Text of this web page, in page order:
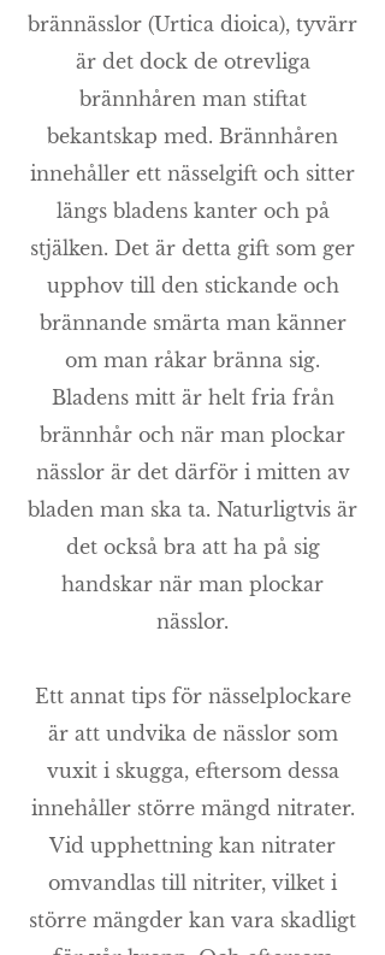
brännässlor (Urtica dioica), tyvärr
är det dock de otrevliga
brännhåren man stiftat
bekantskap med. Brännhåren
innehåller ett nässelgift och sitter
längs bladens kanter och på
stjälken. Det är detta gift som ger
upphov till den stickande och
brännande smärta man känner
om man råkar bränna sig.
Bladens mitt är helt fria från
brännhår och när man plockar
nässlor är det därför i mitten av
bladen man ska ta. Naturligtvis är
det också bra att ha på sig
handskar när man plockar
nässlor.
Ett annat tips för nässelplockare
är att undvika de nässlor som
vuxit i skugga, eftersom dessa
innehåller större mängd nitrater.
Vid upphettning kan nitrater
omvandlas till nitriter, vilket i
större mängder kan vara skadligt